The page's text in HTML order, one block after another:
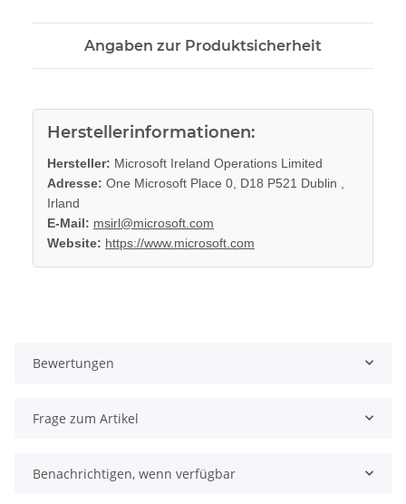
Angaben zur Produktsicherheit
Herstellerinformationen:
Hersteller: Microsoft Ireland Operations Limited
Adresse: One Microsoft Place 0, D18 P521 Dublin ,
Irland
E-Mail: msirl@microsoft.com
Website: https://www.microsoft.com
Bewertungen
Frage zum Artikel
Benachrichtigen, wenn verfügbar